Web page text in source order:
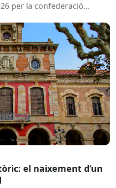
per la confederació
el naixement d’un